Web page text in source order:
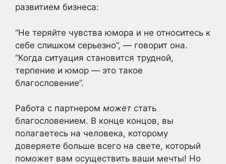
развитием бизнеса:
“Не теряйте чувства юмора и не относитесь к
себе слишком серьезно”, — говорит она.
“Когда ситуация становится трудной,
терпение и юмор — это такое
благословение”.
Работа с партнером может стать
благословением. В конце концов, вы
полагаетесь на человека, которому
доверяете больше всего на свете, который
поможет вам осуществить ваши мечты! Но